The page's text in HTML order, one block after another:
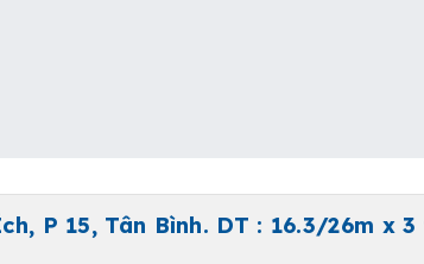
P 15, Tân Bình. DT : 16.3/26m x